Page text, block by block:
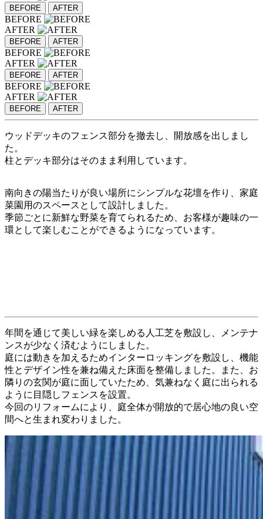
BEFORE AFTER
BEFORE
AFTER
BEFORE AFTER
BEFORE
AFTER
BEFORE AFTER
BEFORE
AFTER
BEFORE AFTER
ウッドデッキのフェンス部分を撤去し、開放感を出しまし
た。
柱とデッキ部分はそのまま利用しています。
南向きの陽当たりが良い場所にシンプルな花壇を作り、家庭
菜園用のスペースとして設計しました。
季節ごとに新鮮な野菜を育てられるため、お客様が趣味の一
環として楽しむことができるようになっています。
年間を通じて美しい緑を楽しめる人工芝を敷設し、メンテナ
ンスが少なく済むようにしました。
庭には動きを加えるためインターロッキングを敷設し、機能
性とデザイン性を兼ね備えた床面を整備しました。また、お
隣りの玄関が庭に面していたため、気兼ねなく庭に出られる
ように目隠しフェンスを設置。
今回のリフォームにより、庭全体が開放的で居心地の良い空
間へと生まれ変わりました。